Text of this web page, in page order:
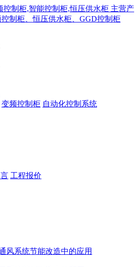
主营产
制柜、恒压供水柜、GGD控制柜
变频控制柜 自动化控制系统
工程报价